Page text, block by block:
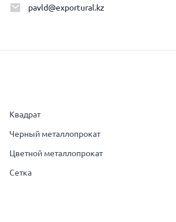
pavld@exportural.kz
Квадрат
Черный металлопрокат
Цветной металлопрокат
Сетка